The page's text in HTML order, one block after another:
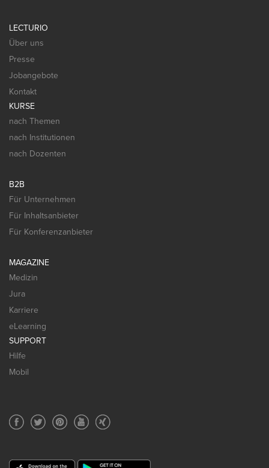
LECTURIO
Über uns
Presse
Jobangebote
Kontakt
KURSE
nach Themen
nach Institutionen
nach Dozenten
B2B
Für Unternehmen
Für Inhaltsanbieter
Für Konferenzanbieter
MAGAZINE
Medizin
Jura
Karriere
eLearning
SUPPORT
Hilfe
Mobil